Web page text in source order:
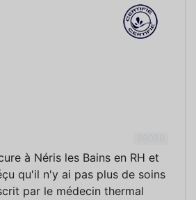
à Néris les Bains en RH et
qu'il n'y ai pas plus de soins
par le médecin thermal